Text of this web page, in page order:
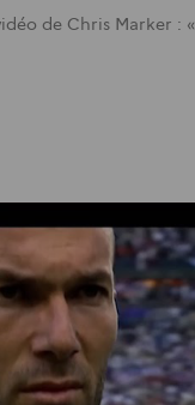
de Chris Marker :